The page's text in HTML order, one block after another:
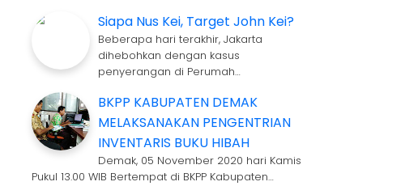
Siapa Nus Kei, Target John Kei?
Beberapa hari terakhir, Jakarta
dihebohkan dengan kasus
penyerangan di Perumah…
BKPP KABUPATEN DEMAK
MELAKSANAKAN PENGENTRIAN
INVENTARIS BUKU HIBAH
Demak, 05 November 2020 hari Kamis
Pukul 13.00 WIB Bertempat di BKPP Kabupaten…